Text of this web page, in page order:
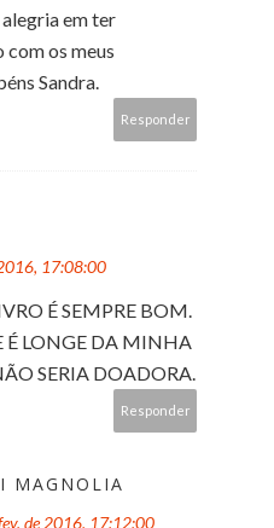
em ter
os meus
Sandra.
Responder
17:08:00
É SEMPRE BOM.
É LONGE DA MINHA
SERIA DOADORA.
Responder
MAGNOLIA
de 2016, 17:12:00